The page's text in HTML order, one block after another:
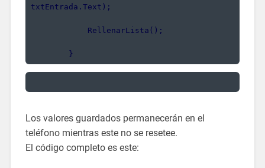
txtEntrada.Text);
            RellenarLista();
        }
Los valores guardados permanecerán en el
teléfono mientras este no se resetee.
El código completo es este: